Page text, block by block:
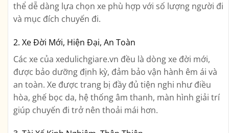
thể dễ dàng lựa chọn xe phù hợp với số lượng người đi
và mục đích chuyến đi.
2. Xe Đời Mới, Hiện Đại, An Toàn
Các xe của xedulichgiare.vn đều là dòng xe đời mới,
được bảo dưỡng định kỳ, đảm bảo vận hành êm ái và
an toàn. Xe được trang bị đầy đủ tiện nghi như điều
hòa, ghế bọc da, hệ thống âm thanh, màn hình giải trí
giúp chuyến đi trở nên thoải mái hơn.